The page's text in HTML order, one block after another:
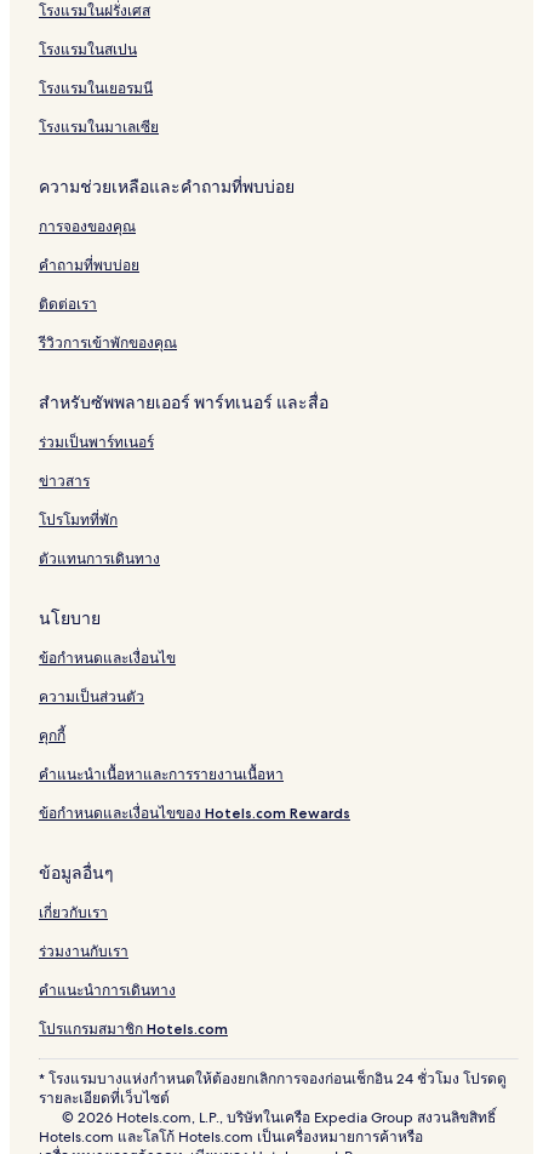
o
m
H
o
m
e
R
d
A
w
n
n
o
m
B
u
i
l
i
g
l
e
S
o
V
l
l
a
W
t
A
d
d
i
t
o
a
l
L
v
n
S
a
c
e
F
e
a
t
d
e
s
,
P
o
,
e
a
r
C
n
r
s
&
M
u
i
a
l
s
ly
t
a
l
e
V
i
r
y
t
a
l
R
d
e
s
,
H
u
L
/
d
r
,
o
,
e
a
r
C
a
p
i
o
n
s
i
G
o
l
V
i
l
l
a
W
h
c
i
f
i
R
i
u
l
a
t
r
N
e
a
r
U
i
e
r
s
l
a
c
a
y
:
B
l
n
g
,
S
m
a
o
r
,
H
m
r
u
n
A
e
i
t
i
s
v
a
D
r
i
v
m
m
u
n
i
t
e
e
z
e
b
y
i
y
t
a
l
V
e
a
m
R
e
s
t
0
M
i
n
t
F
o
m
D
i
n
y
-
4
7
0
G
o
l
f
&
C
n
r
y
C
l
b
6
B
e
l
f
y
i
v
e
7
9
r
v
e
G
o
l
C
u
n
t
r
C
b
4
3
y
r
a
t
e
-
1
4
T
u
n
d
e
b
d
o
a
d
e
l
i
g
h
t
h
m
s
i
c
l
e
e
d
R
o
m
a
n
d
P
s
!
โรงแรมในฝรั่งเศส
โรงแรมในสเปน
โรงแรมในเยอรมนี
โรงแรมในมาเลเซีย
ความช่วยเหลือและคำถามที่พบบ่อย
การจองของคุณ
คำถามที่พบบ่อย
ติดต่อเรา
รีวิวการเข้าพักของคุณ
สำหรับซัพพลายเออร์ พาร์ทเนอร์ และสื่อ
ร่วมเป็นพาร์ทเนอร์
ข่าวสาร
โปรโมทที่พัก
ตัวแทนการเดินทาง
นโยบาย
ข้อกำหนดและเงื่อนไข
ความเป็นส่วนตัว
คุกกี้
คำแนะนำเนื้อหาและการรายงานเนื้อหา
ข้อกำหนดและเงื่อนไขของ Hotels.com Rewards
ข้อมูลอื่นๆ
เกี่ยวกับเรา
ร่วมงานกับเรา
คำแนะนำการเดินทาง
โปรแกรมสมาชิก Hotels.com
* โรงแรมบางแห่งกำหนดให้ต้องยกเลิกการจองก่อนเช็กอิน 24 ชั่วโมง โปรดดู
รายละเอียดที่เว็บไซต์
© 2026 Hotels.com, L.P., บริษัทในเครือ Expedia Group สงวนลิขสิทธิ์
Hotels.com และโลโก้ Hotels.com เป็นเครื่องหมายการค้าหรือ